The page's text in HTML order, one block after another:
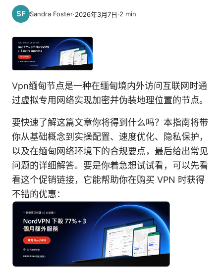
Sandra Foster·2026年3月7日·2 min
Vpn缅甸节点是一种在缅甸境内外访问互联网时通
过虚拟专用网络实现加密并伪装地理位置的节点。
要快速了解这篇文章你将得到什么吗？本指南将带
你从基础概念到实操配置、速度优化、隐私保护，
以及在缅甸网络环境下的合规要点，最后给出常见
问题的详细解答。要是你着急想试试看，可以先看
看这个促销链接，它能帮助你在购买 VPN 时获得
不错的优惠：